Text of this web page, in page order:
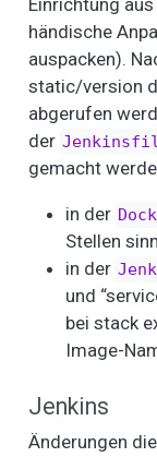
Einrichtung
händische
auspacken).
static/version
abgerufen
der
gemacht
in der
Stellen
in der
und
bei stack
Image-
Jenkins
Änderungen